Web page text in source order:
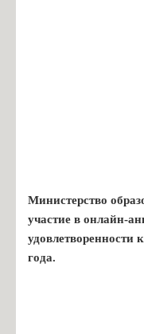
Министерство
участие в онлайн-
удовлетворенности
года.